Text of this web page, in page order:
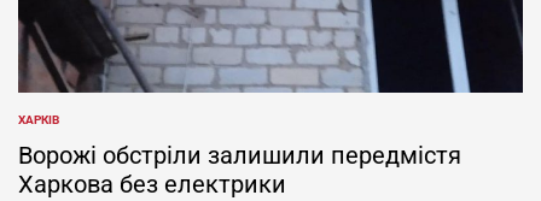
ОПУБЛІКУВАТИ
У
ХАРКІВ
Ворожі обстріли залишили передмістя
Харкова без електрики